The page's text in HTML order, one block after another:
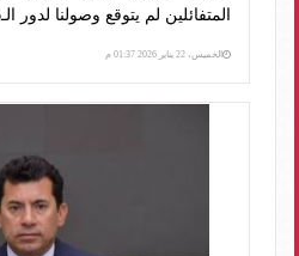
المتفائلين لم يتوقع وصولنا لدور الـ16
الخميس، 22 يناير 2026 01:37 م